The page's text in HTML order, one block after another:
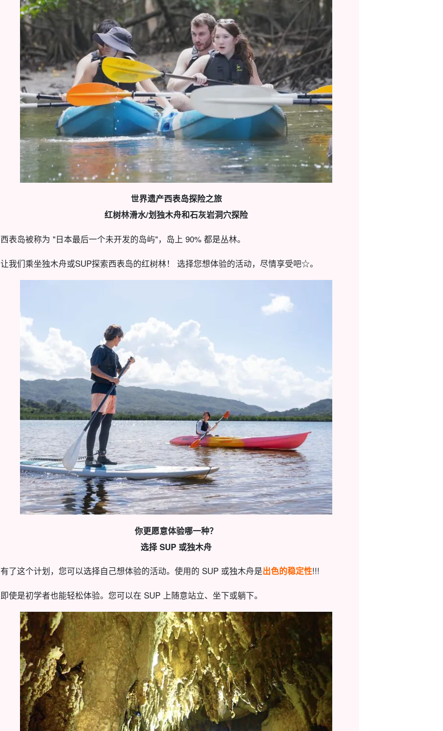
世界遗产西表岛探险之旅
红树林滑水/划独木舟和石灰岩洞穴探险
西表岛被称为 "日本最后一个未开发的岛屿"，岛上 90% 都是丛林。
让我们乘坐独木舟或SUP探索西表岛的红树林！ 选择您想体验的活动，尽情享受吧☆。
你更愿意体验哪一种？
选择 SUP 或独木舟
有了这个计划，您可以选择自己想体验的活动。使用的 SUP 或独木舟是出色的稳定性!!!
即使是初学者也能轻松体验。 您可以在 SUP 上随意站立、坐下或躺下。